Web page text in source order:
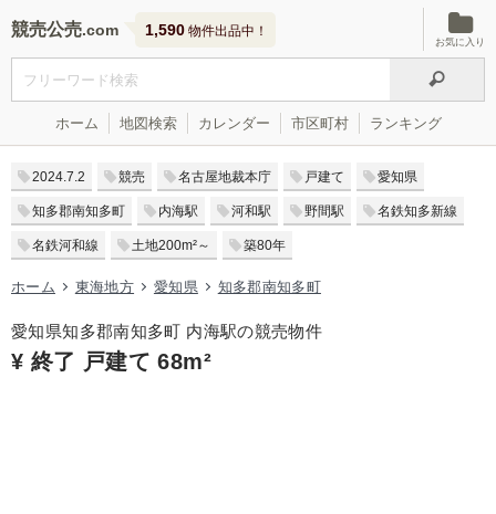
競売公売 1,590 物件出品中！
お気に入り
ホーム 地図検索 カレンダー 市区町村 ランキング
2024.7.2 競売 名古屋地裁本庁 戸建て 愛知県
知多郡南知多町 内海駅 河和駅 野間駅 名鉄知多新線
名鉄河和線 土地200m²～ 築80年
ホーム 東海地方 愛知県 知多郡南知多町
愛知県知多郡南知多町 内海駅の競売物件
¥ 終了 戸建て 68m²